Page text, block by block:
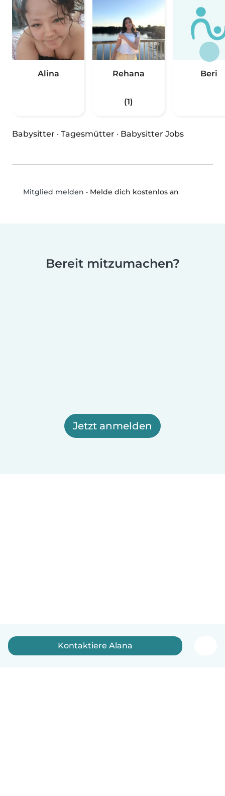
Alina Rehana
(1)
Beri
Babysitter · Tagesmütter · Babysitter Jobs
Mitglied melden • Melde dich kostenlos an
Bereit mitzumachen?
Jetzt anmelden
Kontaktiere Alana